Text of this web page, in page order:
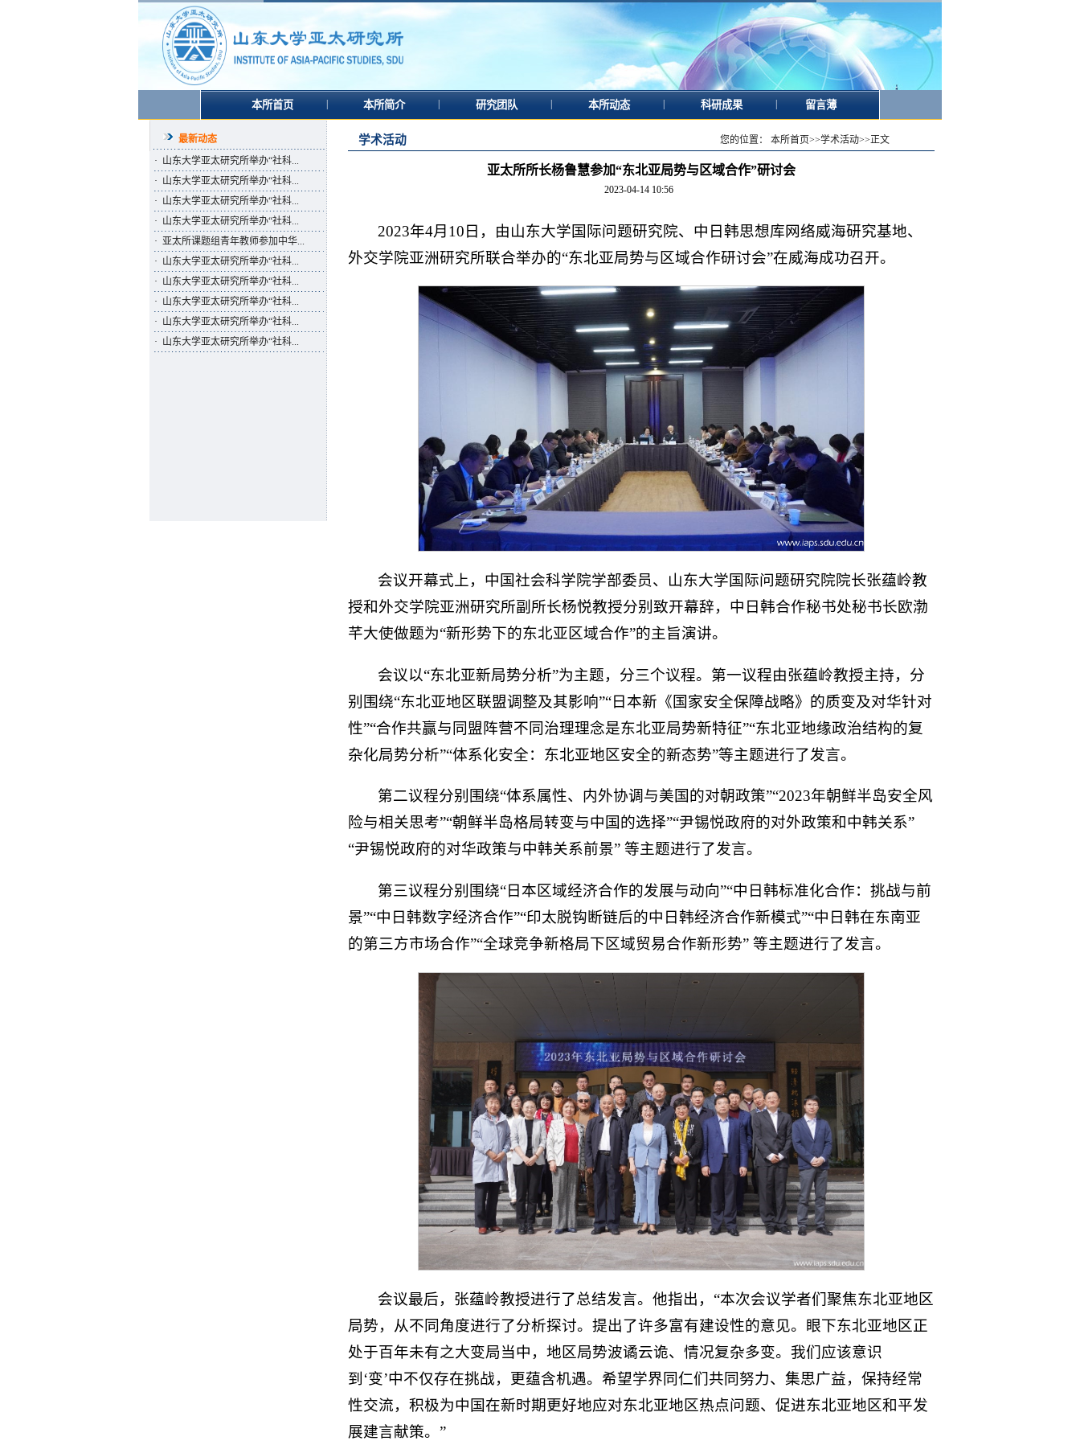
本所首页 本所简介 研究团队 本所动态 科研成果 留言薄
最新动态
· 山东大学亚太研究所举办“社科...
· 山东大学亚太研究所举办“社科...
· 山东大学亚太研究所举办“社科...
· 山东大学亚太研究所举办“社科...
· 亚太所课题组青年教师参加中华...
· 山东大学亚太研究所举办“社科...
· 山东大学亚太研究所举办“社科...
· 山东大学亚太研究所举办“社科...
· 山东大学亚太研究所举办“社科...
· 山东大学亚太研究所举办“社科...
学术活动 您的位置： 本所首页>>学术活动>>正文
亚太所所长杨鲁慧参加“东北亚局势与区域合作”研讨会
2023-04-14 10:56
2023年4月10日，由山东大学国际问题研究院、中日韩思想库网络威海研究基地、
外交学院亚洲研究所联合举办的“东北亚局势与区域合作研讨会”在威海成功召开。
会议开幕式上，中国社会科学院学部委员、山东大学国际问题研究院院长张蕴岭教
授和外交学院亚洲研究所副所长杨悦教授分别致开幕辞，中日韩合作秘书处秘书长欧渤
芊大使做题为“新形势下的东北亚区域合作”的主旨演讲。
会议以“东北亚新局势分析”为主题，分三个议程。第一议程由张蕴岭教授主持，分
别围绕“东北亚地区联盟调整及其影响”“日本新《国家安全保障战略》的质变及对华针对
性”“合作共赢与同盟阵营不同治理理念是东北亚局势新特征”“东北亚地缘政治结构的复
杂化局势分析”“体系化安全：东北亚地区安全的新态势”等主题进行了发言。
第二议程分别围绕“体系属性、内外协调与美国的对朝政策”“2023年朝鲜半岛安全风
险与相关思考”“朝鲜半岛格局转变与中国的选择”“尹锡悦政府的对外政策和中韩关系”
“尹锡悦政府的对华政策与中韩关系前景” 等主题进行了发言。
第三议程分别围绕“日本区域经济合作的发展与动向”“中日韩标准化合作：挑战与前
景”“中日韩数字经济合作”“印太脱钩断链后的中日韩经济合作新模式”“中日韩在东南亚
的第三方市场合作”“全球竞争新格局下区域贸易合作新形势” 等主题进行了发言。
会议最后，张蕴岭教授进行了总结发言。他指出，“本次会议学者们聚焦东北亚地区
局势，从不同角度进行了分析探讨。提出了许多富有建设性的意见。眼下东北亚地区正
处于百年未有之大变局当中，地区局势波谲云诡、情况复杂多变。我们应该意识
到‘变’中不仅存在挑战，更蕴含机遇。希望学界同仁们共同努力、集思广益，保持经常
性交流，积极为中国在新时期更好地应对东北亚地区热点问题、促进东北亚地区和平发
展建言献策。”